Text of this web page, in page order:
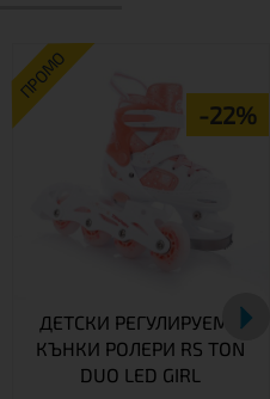
ПРОМО
-22%
ДЕТСКИ РЕГУЛИРУЕМИ
КЪНКИ РОЛЕРИ RS TON
DUO LED GIRL